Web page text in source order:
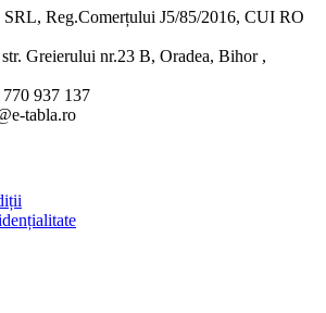
Reg.Comerțului J5/85/2016, CUI RO
Greierului nr.23 B, Oradea, Bihor ,
937 137
tabla.ro